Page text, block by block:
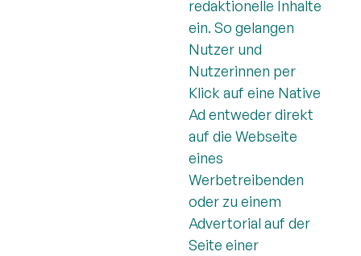
redaktionelle Inhalte
ein. So gelangen
Nutzer und
Nutzerinnen per
Klick auf eine Native
Ad entweder direkt
auf die Webseite
eines
Werbetreibenden
oder zu einem
Advertorial auf der
Seite einer